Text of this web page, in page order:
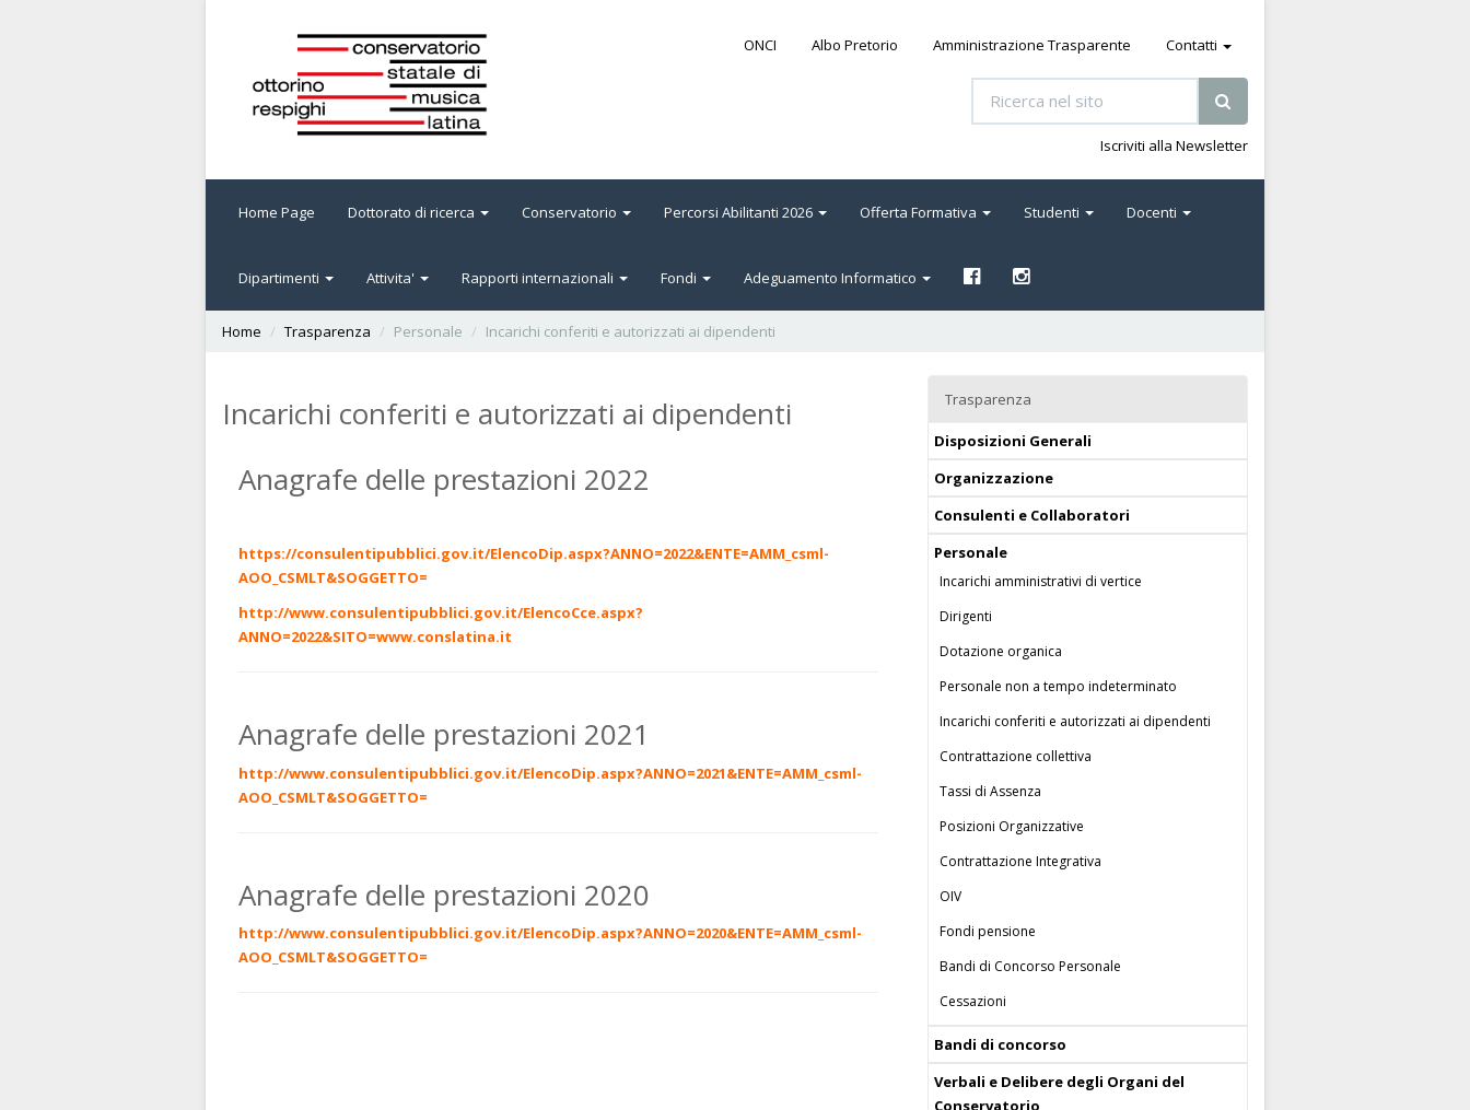
ONCI Albo Pretorio Amministrazione Trasparente Contatti
Iscriviti alla Newsletter
Home Page Dottorato di ricerca Conservatorio Percorsi Abilitanti 2026 Offerta Formativa Studenti Docenti
Dipartimenti Attivita' Rapporti internazionali Fondi Adeguamento Informatico
Home Trasparenza Personale Incarichi conferiti e autorizzati ai dipendenti
Incarichi conferiti e autorizzati ai dipendenti
Anagrafe delle prestazioni 2022
https://consulentipubblici.gov.it/ElencoDip.aspx?ANNO=2022&ENTE=AMM_csml-
AOO_CSMLT&SOGGETTO=
http://www.consulentipubblici.gov.it/ElencoCce.aspx?
ANNO=2022&SITO=www.conslatina.it
Anagrafe delle prestazioni 2021
http://www.consulentipubblici.gov.it/ElencoDip.aspx?ANNO=2021&ENTE=AMM_csml-
AOO_CSMLT&SOGGETTO=
Anagrafe delle prestazioni 2020
http://www.consulentipubblici.gov.it/ElencoDip.aspx?ANNO=2020&ENTE=AMM_csml-
AOO_CSMLT&SOGGETTO=
Trasparenza
Disposizioni Generali
Organizzazione
Consulenti e Collaboratori
Personale
Incarichi amministrativi di vertice
Dirigenti
Dotazione organica
Personale non a tempo indeterminato
Incarichi conferiti e autorizzati ai dipendenti
Contrattazione collettiva
Tassi di Assenza
Posizioni Organizzative
Contrattazione Integrativa
OIV
Fondi pensione
Bandi di Concorso Personale
Cessazioni
Bandi di concorso
Verbali e Delibere degli Organi del
Conservatorio